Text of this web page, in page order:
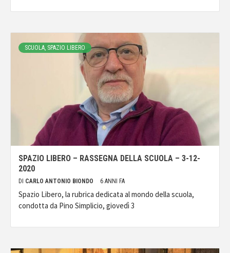
SCUOLA, SPAZIO LIBERO
SPAZIO LIBERO – RASSEGNA DELLA SCUOLA – 3-12-
2020
DI CARLO ANTONIO BIONDO 6 ANNI FA
Spazio Libero, la rubrica dedicata al mondo della scuola,
condotta da Pino Simplicio, giovedì 3